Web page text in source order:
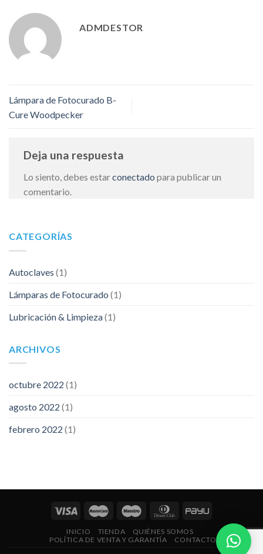
ADMDESTOR
Lámpara de Fotocurado B-
Cure Woodpecker
Deja una respuesta
Lo siento, debes estarconectado para publicar un
comentario.
CATEGORÍAS
Autoclaves (1)
Lámparas de Fotocurado (1)
Lubricación & Limpieza(1)
ARCHIVOS
octubre 2022 (1)
agosto 2022 (1)
febrero 2022 (1)
INICIO TIENDA
QUIÉNES SOMOS
POLÍTICA DE VENTA Y GARANTÍA
CONTACTO